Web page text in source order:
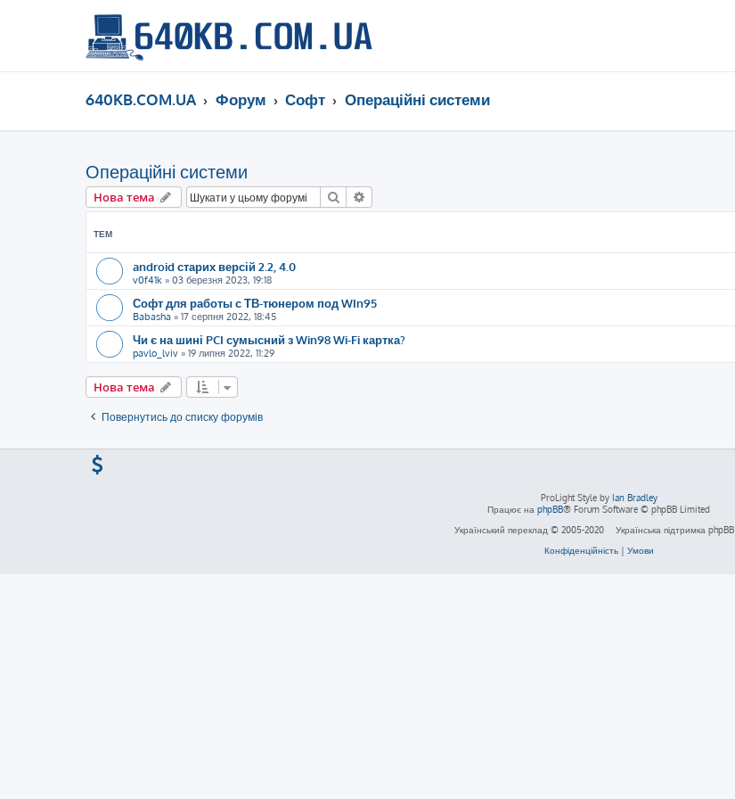
640KB.COM.UA Форум Софт Операційні системи
Операційні системи
Нова тема Пошук
ТЕМ
android старих версій 2.2, 4.0
v0f41k » 03 березня 2023, 19:18
Софт для работы с ТВ-тюнером под WIn95
Babasha » 17 серпня 2022, 18:45
Чи є на шині PCI сумысний з Win98 Wi-Fi картка?
pavlo_lviv » 19 липня 2022, 11:29
Нова тема
Повернутись до списку форумів
ProLight Style by Ian Bradley
Працює на phpBB® Forum Software © phpBB Limited
Український переклад © 2005-2020
Українська підтримка phpBB
Конфіденційність| Умови